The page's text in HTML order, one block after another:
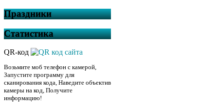
Праздники
Статистика
QR-код
Возьмите моб телефон с камерой,
Запустите программу для
сканирования кода, Наведите объектив
камеры на код, Получите
информацию!